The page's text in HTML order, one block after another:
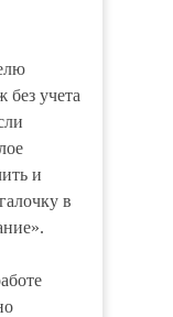
без учета
и
в